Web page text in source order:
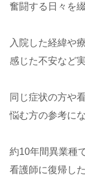
奮闘する日々を
入院した経緯や
感じた不安など
同じ症状の方や
悩む方の参考に
約10年間異業種
看護師に復帰し